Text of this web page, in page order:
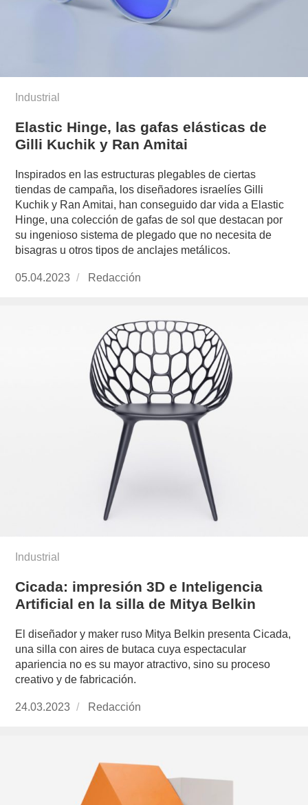
Industrial
Elastic Hinge, las gafas elásticas de
Gilli Kuchik y Ran Amitai
Inspirados en las estructuras plegables de ciertas
tiendas de campaña, los diseñadores israelíes Gilli
Kuchik y Ran Amitai, han conseguido dar vida a Elastic
Hinge, una colección de gafas de sol que destacan por
su ingenioso sistema de plegado que no necesita de
bisagras u otros tipos de anclajes metálicos.
Publicado
05.04.2023 https://www.experimenta.es/author/redaccion/
Redacción
Industrial
Cicada: impresión 3D e Inteligencia
Artificial en la silla de Mitya Belkin
El diseñador y maker ruso Mitya Belkin presenta Cicada,
una silla con aires de butaca cuya espectacular
apariencia no es su mayor atractivo, sino su proceso
creativo y de fabricación.
Publicado
24.03.2023 https://www.experimenta.es/author/redaccion/
Redacción